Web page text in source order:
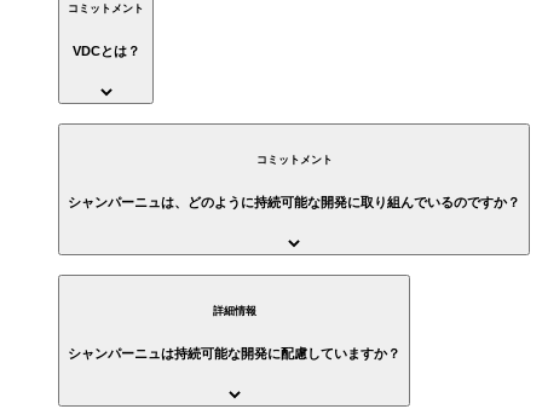
コミットメント
VDCとは？
コミットメント
シャンパーニュは、どのように持続可能な開発に取り組んでいるのですか？
詳細情報
シャンパーニュは持続可能な開発に配慮していますか？